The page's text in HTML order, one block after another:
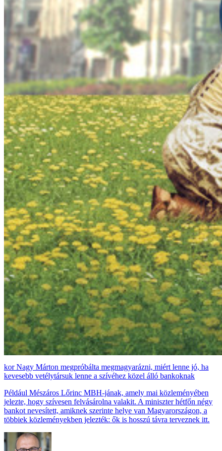
Nagy Márton megpróbálta megmagyarázni, miért lenne jó, ha
kevesebb vetélytársuk lenne a szívéhez közel álló bankoknak
Például Mészáros Lőrinc MBH-jának, amely mai közleményében
jelezte, hogy szívesen felvásárolna valakit. A miniszter hétfőn négy
bankot nevesített, amiknek szerinte helye van Magyarországon, a
többiek közleményekben jelezték: ők is hosszú távra terveznek itt.